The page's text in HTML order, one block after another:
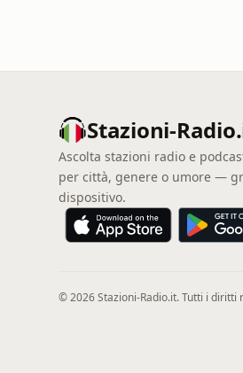
Stazioni-
Ascolta stazioni radio e
per città, genere o umore —
dispositivo.
© 2026 Stazioni-Radio.it. Tutti i diritti